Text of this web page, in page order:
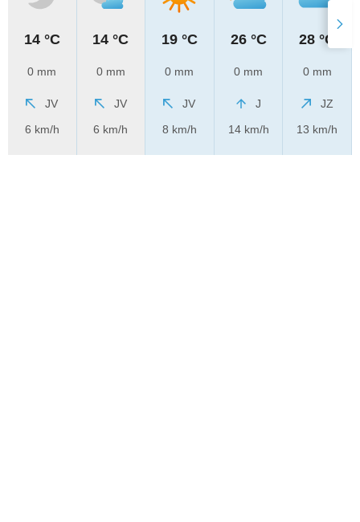
14 °C
0 mm
JV
6 km/h
14 °C
0 mm
JV
6 km/h
19 °C
0 mm
JV
8 km/h
26 °C
0 mm
J
14 km/h
28 °C
0 mm
JZ
13 km/h